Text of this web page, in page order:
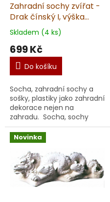
Zahradní sochy zvířat -
Drak čínský I, výška
15cm, 1kg, pískovec
Skladem (4 ks)
699 Kč
Do košíku
Socha, zahradní sochy a
sošky, plastiky jako zahradní
dekorace nejen na
zahradu. Socha, sochy
Draka čínského nejen na
zahradu vyrobené v ČR z
kvalitního umělého pí...
Novinka